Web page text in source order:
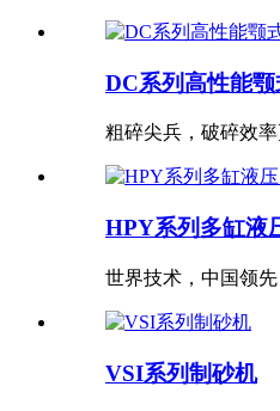
DC系列高性能
粗碎尖兵，破碎效
HPY系列多缸液
世界技术，中国领
VSI系列制砂机